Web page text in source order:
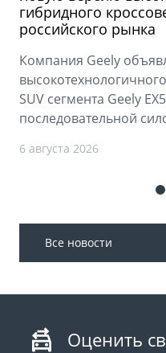
гибридного
российского рынка
Компания Geely
SUV сегмента Geely
последовательной
6 августа 2026
Все новости
Оценить